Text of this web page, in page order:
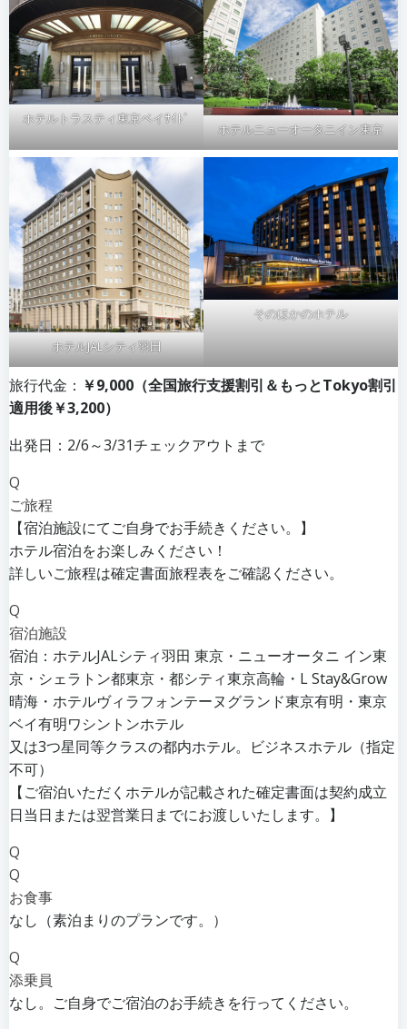
ホテルトラスティ東京ベイｻｲﾄﾞ
ホテルニューオータニイン東京
ホテルJALシティ羽田
そのほかのホテル
旅行代金： ￥9,000（全国旅行支援割引＆もっとTokyo割引
適用後￥3,200）
出発日：2/6～3/31チェックアウトまで
Q
ご旅程
【宿泊施設にてご自身でお手続きください。】
ホテル宿泊をお楽しみください！
詳しいご旅程は確定書面旅程表をご確認ください。
Q
宿泊施設
宿泊：ホテルJALシティ羽田 東京・ニューオータニ イン東
京・シェラトン都東京・都シティ東京高輪・L Stay&Grow
晴海・ホテルヴィラフォンテーヌグランド東京有明・東京
ベイ有明ワシントンホテル
又は3つ星同等クラスの都内ホテル。ビジネスホテル（指定
不可）
【ご宿泊いただくホテルが記載された確定書面は契約成立
日当日または翌営業日までにお渡しいたします。】
Q
Q
お食事
なし（素泊まりのプランです。）
Q
添乗員
なし。ご自身でご宿泊のお手続きを行ってください。